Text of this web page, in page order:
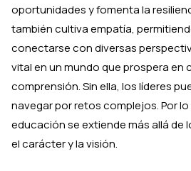
oportunidades y fomenta la
también cultiva empatía,
conectarse con diversas
vital en un mundo que prospera en
comprensión. Sin ella, los líderes
navegar por retos complejos. Por
educación se extiende más allá de
el carácter y la visión.